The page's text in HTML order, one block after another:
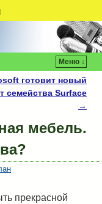
Меню ↓
готовит новый
семейства Surface
→
мебель.
прекрасной